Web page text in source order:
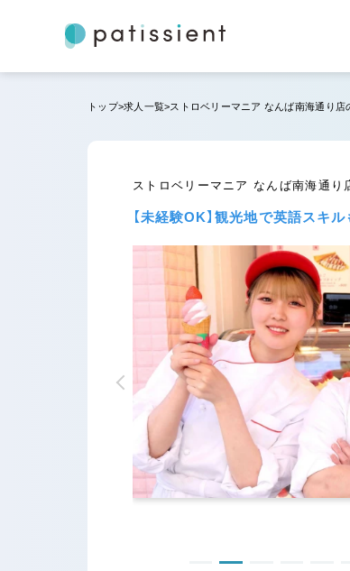
トップ 求人一覧 ストロベリーマニア なんば南海通り店
ストロベリーマニア なんば南海通り
【未経験OK】観光地で英語スキ